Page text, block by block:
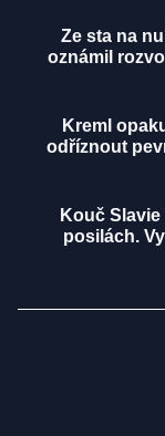
Ze sta na
oznámil
Kreml
odříznout
Kouč
posilách.